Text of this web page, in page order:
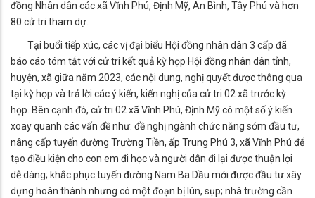
đồng Nhân dân các xã Vĩnh Phú, Định Mỹ, An Bình, Tây Phú và hơn
80 cử tri tham dự.
Tại buổi tiếp xúc, các vị đại biểu Hội đồng nhân dân 3 cấp đã
báo cáo tóm tắt với cử tri kết quả kỳ họp Hội đồng nhân dân tỉnh,
huyện, xã giữa năm 2023, các nội dung, nghị quyết được thông qua
tại kỳ họp và trả lời các ý kiến, kiến nghị của cử tri 02 xã trước kỳ
họp. Bên cạnh đó, cử tri 02 xã Vĩnh Phú, Định Mỹ có một số ý kiến
xoay quanh các vấn đề như: đề nghị ngành chức năng sớm đầu tư,
nâng cấp tuyến đường Trường Tiền, ấp Trung Phú 3, xã Vĩnh Phú để
tạo điều kiện cho con em đi học và người dân đi lại được thuận lợi
dễ dàng; khắc phục tuyến đường Nam Ba Dầu mới được đầu tư xây
dựng hoàn thành nhưng có một đoạn bị lún, sụp; nhà trường cần